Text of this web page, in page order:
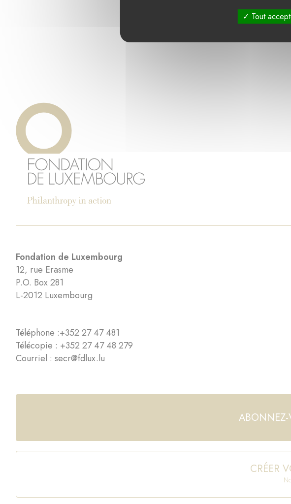
Fondation de Luxembourg
12, rue Erasme
P.O. Box 281
L-2012 Luxembourg
Téléphone :+352 27 47 481
Télécopie : +352 27 47 48 279
Courriel : secr@fdlux.lu
ABONNEZ-
CRÉER
Tout